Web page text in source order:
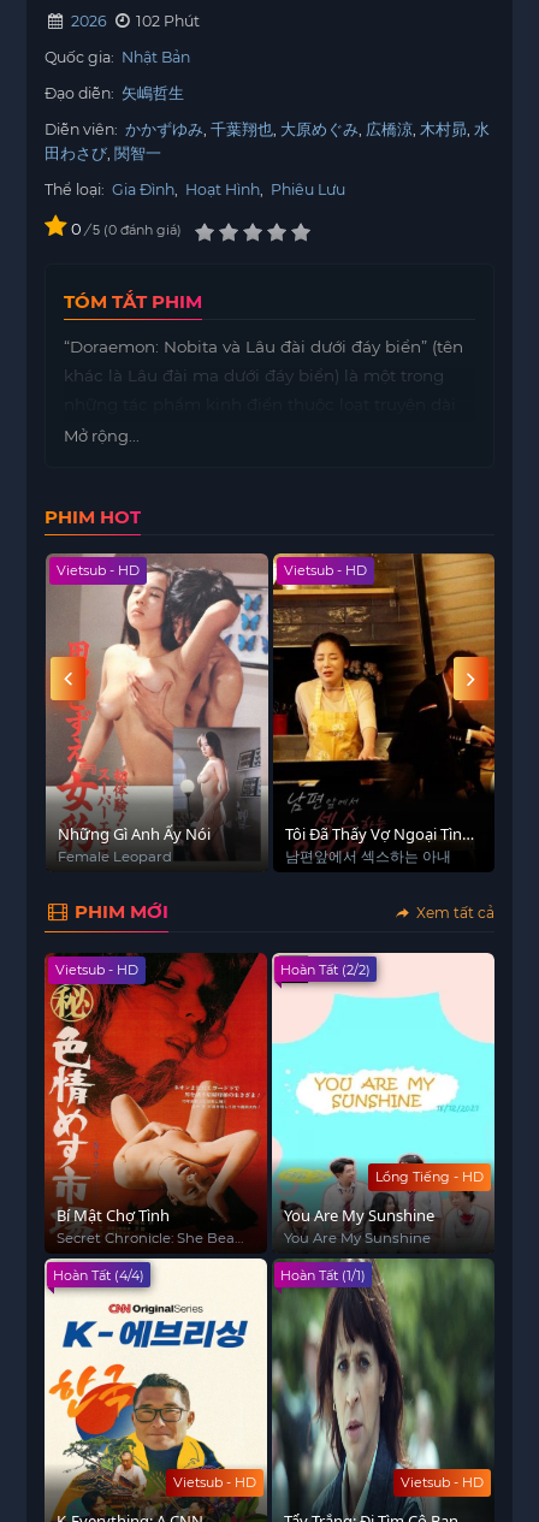
2026
102 Phút
Quốc gia: Nhật Bản
Đạo diễn: 矢嶋哲生
Diễn viên: かかずゆみ 千葉翔也 大原めぐみ 広橋涼 木村昴 水
田わさび 関智一
Thể loại: Gia Đình Hoạt Hình Phiêu Lưu
0 / 5 0 đánh giá
TÓM TẮT PHIM
“Doraemon: Nobita và Lâu đài dưới đáy biển” (tên
khác là Lâu đài ma dưới đáy biển) là một trong
và phim điện ảnh Doraemon. Hiện tại, tác phẩm
Mở rộng...
PHIM HOT
Vietsub - HD
Những Gì Anh Ấy Nói
Female Leopard
Vietsub - HD
Tôi Đã Thấy Vợ Ngoại Tình
Trước Mặt Mình
남편앞에서 섹스하는 아내
PHIM MỚI Xem tất cả
Vietsub - HD
Bí Mật Chợ Tình
Secret Chronicle: She Beast
Market
Lồng Tiếng - HD
Hoàn Tất (2/2)
You Are My Sunshine
You Are My Sunshine
Vietsub - HD
Hoàn Tất (4/4)
Vietsub - HD
Hoàn Tất (1/1)